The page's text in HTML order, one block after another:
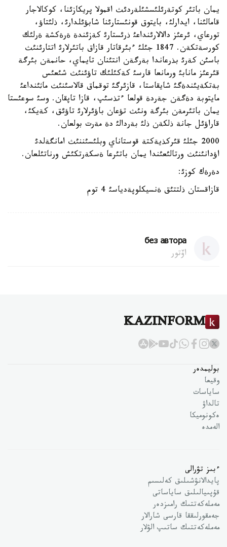
يمان باتئر كوتةرئلئسشئلةردئث اقمولا پريكازئنا، كوكالاجار
قامالئنا، ايدارلئ، بايتوق قونئستارئنا شابؤئلدارئ، ذلئتاؤ،
تورعاي، ئرعئز دالالارئنداعئ ذرئستارئ كةزئندة ةرةكشة ةرلئك
كورسةتكةن. 1847 جئلئ ءبئرقاتار قازاق باتئرلارئ اتتارئنئث
باسئن كةرئ بذرعاندا بةرگةن انتئنان تايماي، حانمةن بئرگة
قئرعئز مانابئ ورمانعا قارسئ كةكئلئك تاؤئنئث شئعئس
بةتكةيئندةگئ شايقاستا، قازئرگئ توقماق قالاسئنئث ماثئنداعئ
مايتوبة دةگةن جةردة قولعا ءتذسئپ، قازا تاپقان. وسئ سوعئستا
يمان باتئرمةن بئرگة ونئث تؤعان باؤئرلارئ تاؤئق، كةيكئ،
قاراؤئل جانة ذلكةن ذلئ بةردالئ دة مةرت بولعان.
2000 جئلئ قئركذيةكتة قوستاناي وبلئسئننئث امانگةلدئ
اؤدانئنئث ورتالئعئندا يمان باتئرعا ةسكةرتكئش ورناتئلعان.
دةرةك كوزئ:
قازاقستان ذلتتئق ةنسيكلوپةدياسئ 4 توم
без автора
اۆتور
KAZINFORM
بوليمدەر
وقيعا
ساياسات
تالداۋ
ەكونوميكا
الەمدە
ءبىز تۋرالى
پايدالانۋشىلىق كەلىسىم
قۇپىيالىلىق ساياساتى
مەملەكەتتىك رامىزدەر
جەمقورلىققا قارسى شارالار
مەملەكەتتىك ساتىپ الۋلار